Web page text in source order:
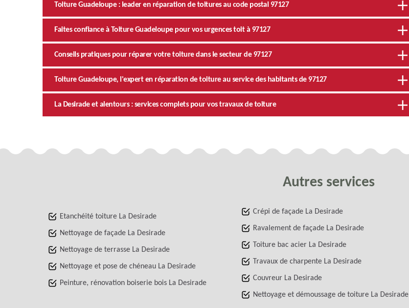
Toiture Guadeloupe : leader en réparation de toitures au code postal 97127
Faites confiance à Toiture Guadeloupe pour vos urgences toit à 97127
Conseils pratiques pour réparer votre toiture dans le secteur de 97127
Toiture Guadeloupe, l'expert en réparation de toiture au service des habitants de 97127
La Desirade et alentours : services complets pour vos travaux de toiture
Autres services
Etanchéité toiture La Desirade
Nettoyage de façade La Desirade
Nettoyage de terrasse La Desirade
Nettoyage et pose de chéneau La Desirade
Peinture, rénovation boiserie bois La Desirade
Crépi de façade La Desirade
Ravalement de façade La Desirade
Toiture bac acier La Desirade
Travaux de charpente La Desirade
Couvreur La Desirade
Nettoyage et démoussage de toiture La Desirade